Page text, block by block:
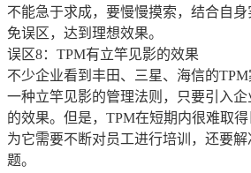
不能急于求成，要慢慢摸索，结合自
免误区，达到理想效果。
误区8：TPM有立竿见影的效果
不少企业看到丰田、三星、海信的
一种立竿见影的管理法则，只要引入
的效果。但是，TPM在短期内很难取
为它需要不断对员工进行培训，还要
题。